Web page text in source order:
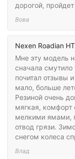
дорогой,
Вова
Nexen Roadian
Мне эту модель
сначала смутило
почитал отзывы
мало, больше
Резиной очень
мягкая, комфорт
мелкими ямами,
отвод грязи.
снегом колеса
Влад